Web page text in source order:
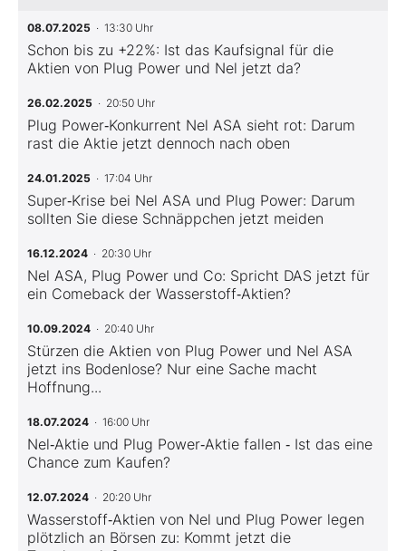
08.07.2025 · 13:30 Uhr
Schon bis zu +22%: Ist das Kaufsignal für die
Aktien von Plug Power und Nel jetzt da?
26.02.2025 · 20:50 Uhr
Plug Power‑Konkurrent Nel ASA sieht rot: Darum
rast die Aktie jetzt dennoch nach oben
24.01.2025 · 17:04 Uhr
Super‑Krise bei Nel ASA und Plug Power: Darum
sollten Sie diese Schnäppchen jetzt meiden
16.12.2024 · 20:30 Uhr
Nel ASA, Plug Power und Co: Spricht DAS jetzt für
ein Comeback der Wasserstoff‑Aktien?
10.09.2024 · 20:40 Uhr
Stürzen die Aktien von Plug Power und Nel ASA
jetzt ins Bodenlose? Nur eine Sache macht
Hoffnung...
18.07.2024 · 16:00 Uhr
Nel‑Aktie und Plug Power‑Aktie fallen ‑ Ist das eine
Chance zum Kaufen?
12.07.2024 · 20:20 Uhr
Wasserstoff‑Aktien von Nel und Plug Power legen
plötzlich an Börsen zu: Kommt jetzt die